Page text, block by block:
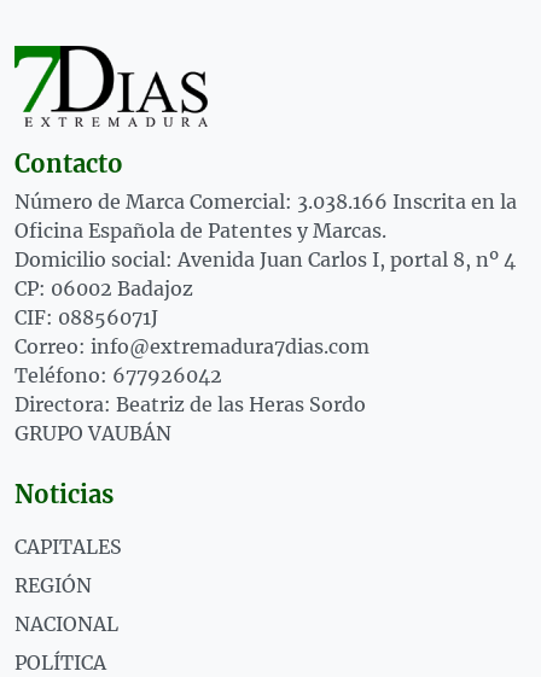
Contacto
Número de Marca Comercial: 3.038.166 Inscrita en la
Oficina Española de Patentes y Marcas.
Domicilio social: Avenida Juan Carlos I, portal 8, nº 4
CP: 06002 Badajoz
CIF: 08856071J
Correo: info@extremadura7dias.com
Teléfono: 677926042
Directora: Beatriz de las Heras Sordo
GRUPO VAUBÁN
Noticias
CAPITALES
REGIÓN
NACIONAL
POLÍTICA